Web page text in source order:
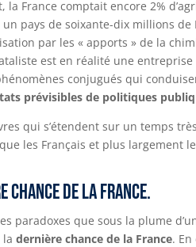
la France comptait encore 2%
pays de soixante-dix millions de
par les « apports » de la
est en réalité une
conjugués qui
prévisibles de politiques
qui s’étendent sur un temps
les Français et plus largement
chance de la France.
paradoxes que sous la plume
ladernière chance de la France.